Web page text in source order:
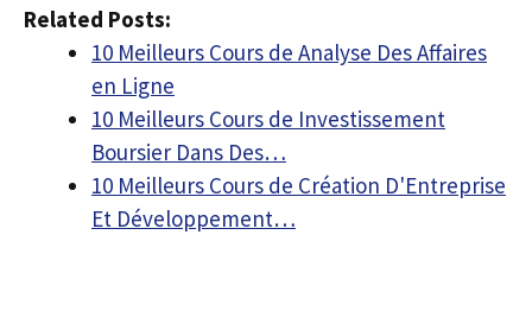
Related Posts:
10 Meilleurs Cours de Analyse Des Affaires
en Ligne
10 Meilleurs Cours de Investissement
Boursier Dans Des…
10 Meilleurs Cours de Création D'Entreprise
Et Développement…